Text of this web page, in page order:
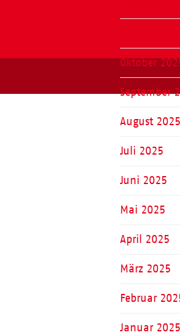
Oktober
September
August 2025
Juli 2025
Juni 2025
Mai 2025
April 2025
März 2025
Februar
Januar 2025